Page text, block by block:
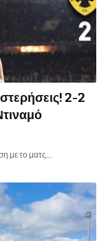
2-2
με το ματς…